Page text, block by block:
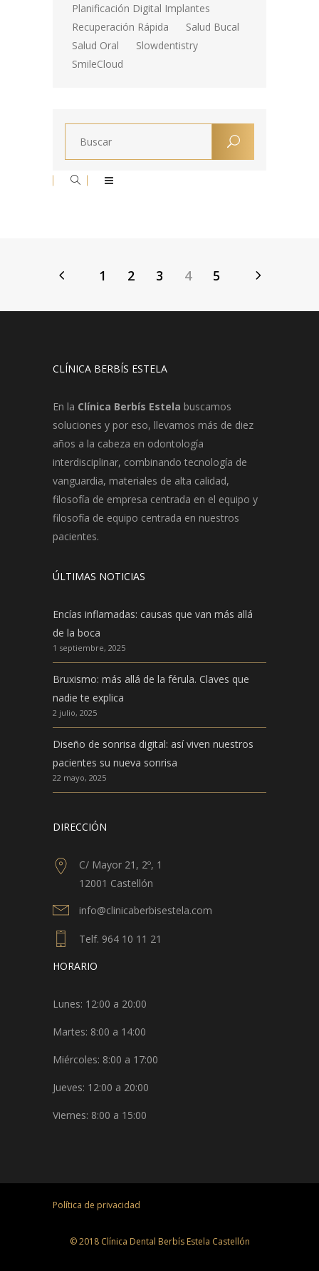
Planificación Digital Implantes
Recuperación Rápida
Salud Bucal
Salud Oral
Slowdentistry
SmileCloud
1 2 3 4 5
CLÍNICA BERBÍS ESTELA
En la Clínica Berbís Estela buscamos
soluciones y por eso, llevamos más de diez
años a la cabeza en odontología
interdisciplinar, combinando tecnología de
vanguardia, materiales de alta calidad,
filosofía de empresa centrada en el equipo y
filosofía de equipo centrada en nuestros
pacientes.
ÚLTIMAS NOTICIAS
Encías inflamadas: causas que van más allá
de la boca
1 septiembre, 2025
Bruxismo: más allá de la férula. Claves que
nadie te explica
2 julio, 2025
Diseño de sonrisa digital: así viven nuestros
pacientes su nueva sonrisa
22 mayo, 2025
DIRECCIÓN
C/ Mayor 21, 2º, 1
12001 Castellón
info@clinicaberbisestela.com
Telf. 964 10 11 21
HORARIO
Lunes: 12:00 a 20:00
Martes: 8:00 a 14:00
Miércoles: 8:00 a 17:00
Jueves: 12:00 a 20:00
Viernes: 8:00 a 15:00
Política de privacidad
© 2018 Clínica Dental Berbís Estela Castellón